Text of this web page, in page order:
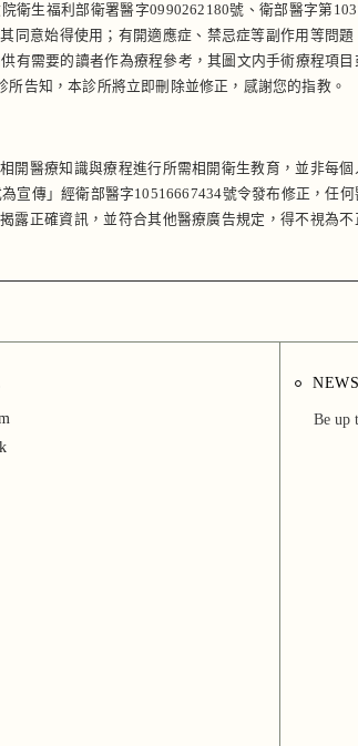
衛生福利部衛署醫字0990262180號、衛部醫字第
同意始得使用；有開適應症、禁忌症等副作用等問題
有需要的讀者作為療程參考，其圖文内手術療程項目
告知，本診所將立即刪除並修正，感謝您的指教。
醫療知識與療程進行所需相開衛生教育，並非每個
宣傳」經衛部醫字10516667434號令發布修正，任何
露正確資訊，並符合其他醫療廣告規定，得不視為不
Be up